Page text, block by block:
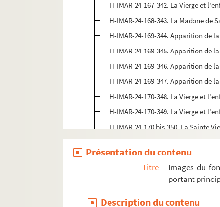
H-IMAR-24-167-342. La Vierge et
H-IMAR-24-168-343. La Madone de
H-IMAR-24-169-344. Apparition de
H-IMAR-24-169-345. Apparition de
H-IMAR-24-169-346. Apparition de
H-IMAR-24-169-347. Apparition de
H-IMAR-24-170-348. La Vierge et
H-IMAR-24-170-349. La Vierge et
H-IMAR-24-170 bis-350. La Sainte
H-IMAR-24-171-351. La Vierge à la
H-IMAR-24-171-352. La Vierge à la
H-IMAR-24-171-353. La Vierge à
H-IMAR-24-171-355. La Vierge à la
Présentation du contenu
Titre
Images du
portant
Description du contenu